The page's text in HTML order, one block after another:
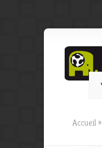
Accueil »